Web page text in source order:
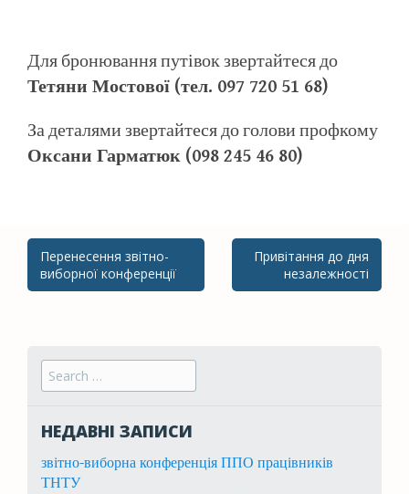
Для бронювання путівок звертайтеся до
Тетяни Мостової (тел. 097 720 51 68)
За деталями звертайтеся до голови профкому
Оксани Гарматюк (098 245 46 80)
Post navigation
Перенесення звітно-
виборної конференції
Привітання до дня
незалежності
Search for:
НЕДАВНІ ЗАПИСИ
звітно-виборна конференція ППО працівників
ТНТУ